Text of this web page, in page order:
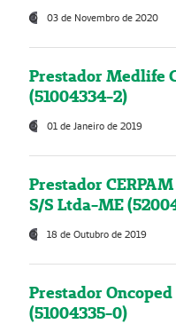
03 de Novembro de 2020
Prestador Medlife
(51004334-2)
01 de Janeiro de 2019
Prestador
S/S Ltda-ME
18 de Outubro de 2019
Prestador
(51004335-0)